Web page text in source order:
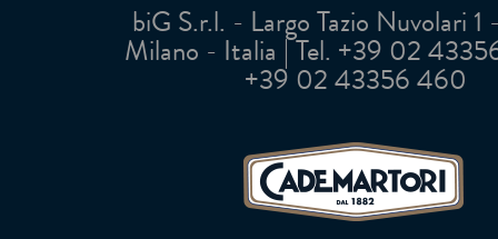
biG S.r.l. - Largo Tazio Nuvolari
Milano - Italia | Tel. +39 02 43356
+39 02 43356 460